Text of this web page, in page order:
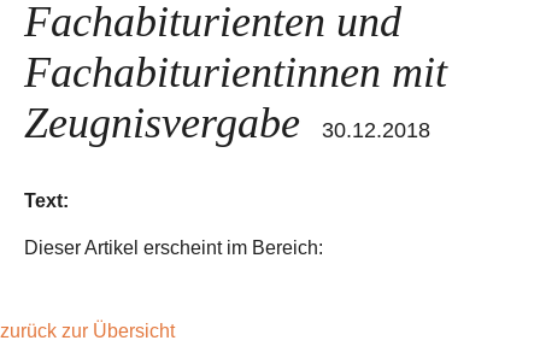
Fachabiturienten und
Fachabiturientinnen mit
Zeugnisvergabe 30.12.2018
Text:
Dieser Artikel erscheint im Bereich:
zurück zur Übersicht